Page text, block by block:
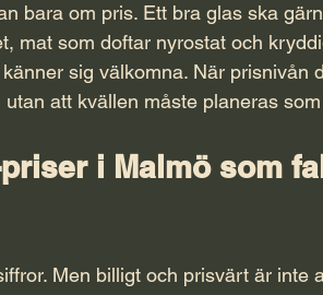
bara om pris. Ett bra glas ska
mat som doftar nyrostat och
sig välkomna. När prisnivån
att kvällen måste planeras
i Malmö som
Men billigt och prisvärt är inte